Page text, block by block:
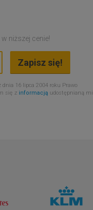
niższej cenie!
16 lipca 2004 roku Prawo
się z informacją udostępnianą mi